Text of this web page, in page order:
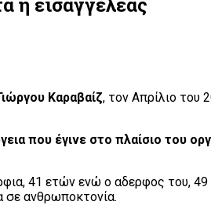
Καραβαίζ, τον Απρίλιο του
που έγινε στο πλαίσιο του
41 ετών ενώ ο αδερφος του,
σε ανθρωποκτονία.